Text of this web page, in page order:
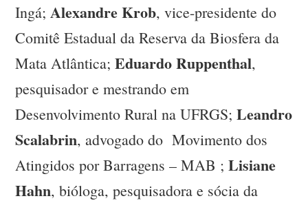
Ingá;Alexandre Krob, vice-presidente do
Comitê Estadual da Reserva da Biosfera da
Mata Atlântica;Eduardo Ruppenthal,
pesquisador e mestrando em
Desenvolvimento Rural na UFRGS;Leandro
Scalabrin, advogado do Movimento dos
Atingidos por Barragens – MAB ;Lisiane
Hahn, bióloga, pesquisadora e sócia da